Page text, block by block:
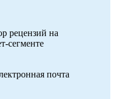
рецензий на
сегменте
почта